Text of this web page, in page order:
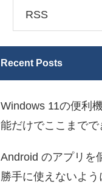
RSS
Recent Posts
Windows 11の便利
能だけでここまでで
Android のアプリを
勝手に使えないよ